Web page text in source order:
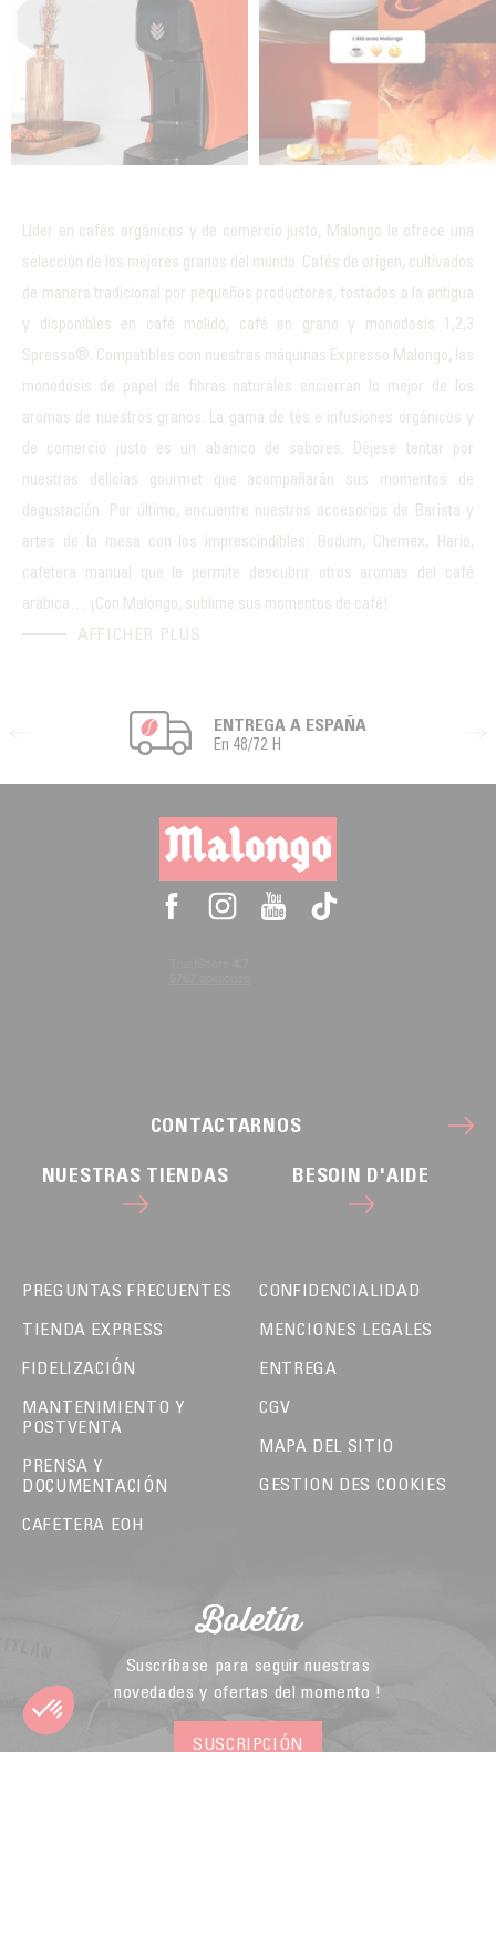
Líder en cafés orgánicos y de comercio justo, Malongo le ofrece una
selección de los mejores granos del mundo. Cafés de origen, cultivados
de manera tradicional por pequeños productores, tostados a la antigua
y disponibles en café molido, café en grano y monodosis 1,2,3
Spresso®. Compatibles con nuestras máquinas Expresso Malongo, las
monodosis de papel de fibras naturales encierran lo mejor de los
aromas de nuestros granos. La gama de tés e infusiones orgánicos y
de comercio justo es un abanico de sabores. Déjese tentar por
nuestras delicias gourmet que acompañarán sus momentos de
degustación. Por último, encuentre nuestros accesorios de Barista y
artes de la mesa con los imprescindibles: Bodum, Chemex, Hario,
cafetera manual que le permite descubrir otros aromas del café
arábica… ¡Con Malongo, sublime sus momentos de café!
AFFICHER PLUS
ENTREGA A ESPAÑA
En 48/72 H
CONTACTARNOS
NUESTRAS TIENDAS BESOIN D'AIDE
PREGUNTAS FRECUENTES
TIENDA EXPRESS
FIDELIZACIÓN
MANTENIMIENTO Y
POSTVENTA
PRENSA Y
DOCUMENTACIÓN
CAFETERA EOH
CONFIDENCIALIDAD
MENCIONES LEGALES
ENTREGA
CGV
MAPA DEL SITIO
GESTION DES COOKIES
Boletín
Suscríbase para seguir nuestras
novedades y ofertas del momento !
SUSCRIPCIÓN